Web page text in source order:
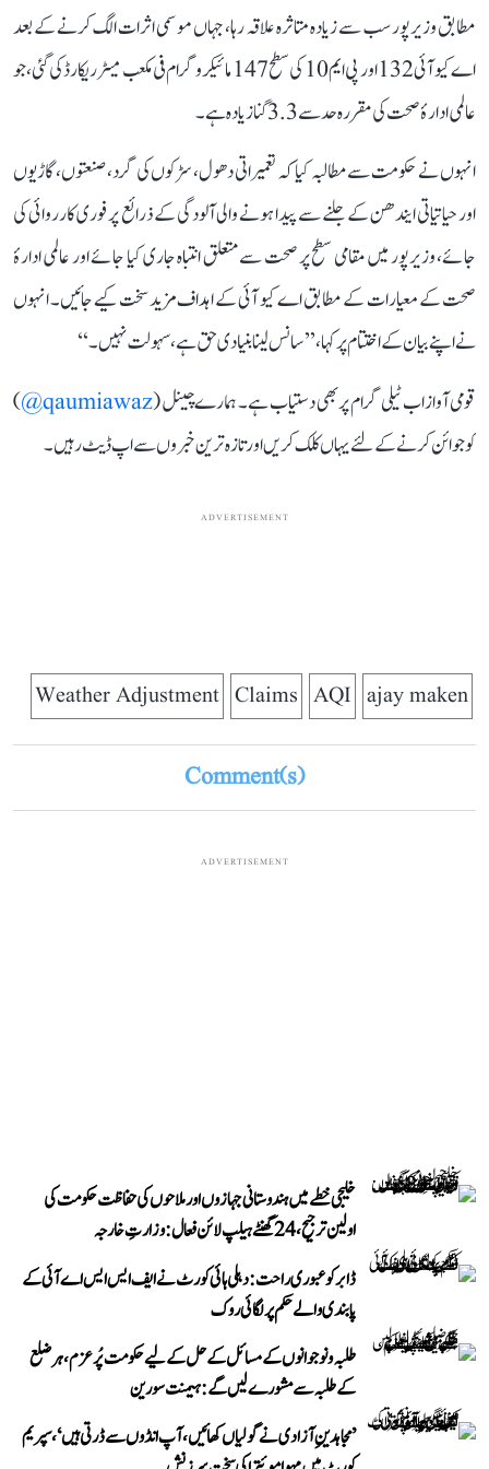
مطابق وزیرپور سب سے زیادہ متاثرہ علاقہ رہا، جہاں موسمی اثرات الگ کرنے کے بعد
اے کیو آئی 132 اور پی ایم 10 کی سطح 147 مائیکروگرام فی مکعب میٹر ریکارڈ کی گئی، جو
عالمی ادارۂ صحت کی مقررہ حد سے 3.3 گنا زیادہ ہے۔
انہوں نے حکومت سے مطالبہ کیا کہ تعمیراتی دھول، سڑکوں کی گرد، صنعتوں، گاڑیوں
اور حیاتیاتی ایندھن کے جلنے سے پیدا ہونے والی آلودگی کے ذرائع پر فوری کارروائی کی
جائے، وزیرپور میں مقامی سطح پر صحت سے متعلق انتباہ جاری کیا جائے اور عالمی ادارۂ
صحت کے معیارات کے مطابق اے کیو آئی کے اہداف مزید سخت کیے جائیں۔ انہوں
نے اپنے بیان کے اختتام پر کہا، ’’سانس لینا بنیادی حق ہے، سہولت نہیں۔‘‘
قومی آواز اب ٹیلی گرام پر بھی دستیاب ہے۔ ہمارے چینل (qaumiawaz@
)
کو جوائن کرنے کے لئے یہاں کلک کریں اور تازہ ترین خبروں سے اپ ڈیٹ رہیں۔
ADVERTISEMENT
ajay maken
AQI
Claims
Weather Adjustment
Comment(s)
ADVERTISEMENT
خلیجی خطے میں ہندوستانی جہازوں اور ملاحوں کی حفاظت حکومت کی
اولین ترجیح، 24 گھنٹے ہیلپ لائن فعال: وزارتِ خارجہ
ڈابر کو عبوری راحت: دہلی ہائی کورٹ نے ایف ایس ایس اے آئی کے
پابندی والے حکم پر لگائی روک
طلبہ و نوجوانوں کے مسائل کے حل کے لیے حکومت پُرعزم، ہر ضلع
کے طلبہ سے مشورے لیں گے: ہیمنت سورین
’مجاہدینِ آزادی نے گولیاں کھائیں، آپ انڈوں سے ڈرتی ہیں‘، سپریم